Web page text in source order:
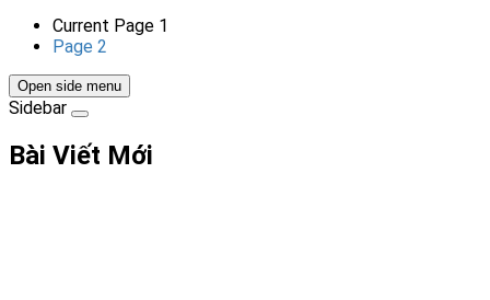
Current Page 1
Page 2
Open side menu
Sidebar
Bài Viết Mới